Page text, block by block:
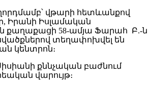
վթարի հետևանքով
Իրանի Իսլամական
քաղաքացի 58-ամյա Ֆարահ Բ.-ն
տեղափոխվել են
կենտրոն։
քննչական բաժնում
վարույթ։